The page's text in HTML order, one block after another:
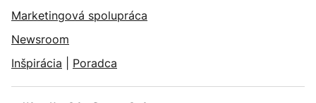
Marketingová spolupráca
Newsroom
Inšpirácia
Poradca